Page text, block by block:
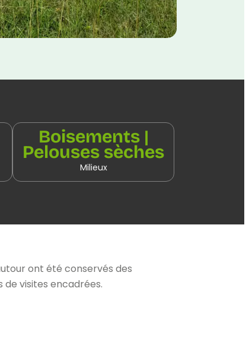
Boisements |
Pelouses sèches
Milieux
ont été conservés des
visites encadrées.